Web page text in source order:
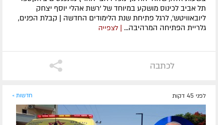
תל אביב לכינוס מושקע במיוחד של 'רשת אהלי יוסף יצחק
ליובאוויטש', לרגל פתיחת שנת הלימודים החדשה | קבלת הפנים,
גלריית הפתיחה המרהיבה... | לצפייה
לכתבה
לפני 45 דקות חדשות »